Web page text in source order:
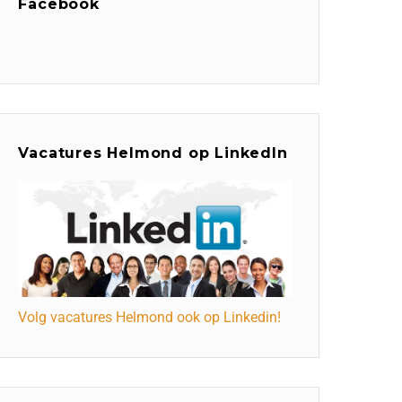
Facebook
Vacatures Helmond op LinkedIn
Volg vacatures Helmond ook op Linkedin!